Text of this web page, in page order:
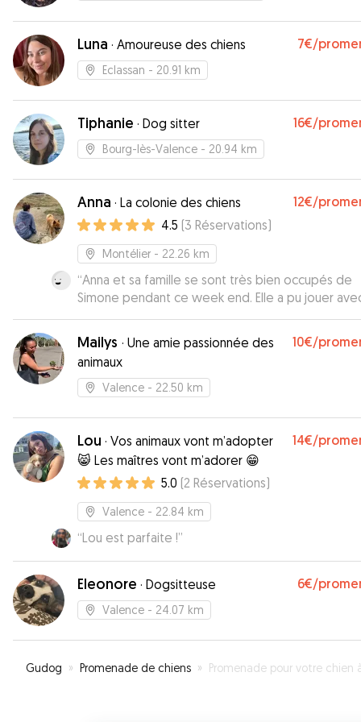
Luna · Amoureuse des chiens 7€/
Eclassan - 20.91 km
Tiphanie · Dog sitter 16€/
Bourg-lès-Valence - 20.94 km
Anna · La colonie des chiens 12€/
4.5 (3 Réservations)
Montélier - 22.26 km
“Anna et sa famille se sont très bien occupés de
Simone pendant ce week end. Elle a pu jouer
autres chiens dans le jardin et ce qui est sûr c'est
qu'elle s'est super bien amusée! Je recommande sans
problème :)”
Mailys · Une amie passionnée des
animaux
10€/
Valence - 22.50 km
Lou · Vos animaux vont m’adopter
😸 Les maîtres vont m’adorer 😁
14€/
5.0 (2 Réservations)
Valence - 22.84 km
“Lou est parfaite !”
Eleonore · Dogsitteuse 6€/
Valence - 24.07 km
Gudog » Promenade de chiens » Promenade pour votre chien à Saint-Donat-sur-